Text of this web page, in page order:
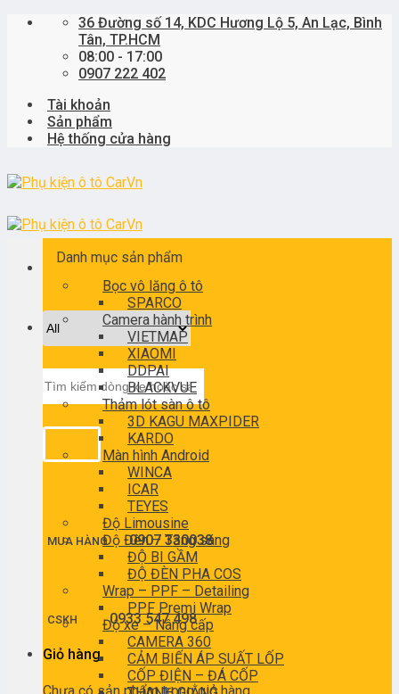
Skip
36 Đường số 14, KDC Hương Lộ 5, An Lạc, Bình
Tân, TP.HCM
08:00 - 17:00
0907 222 402
Tài khoản
Sản phẩm
Hệ thống cửa hàng
kiếm:
MUA HÀNG0907 330038
CSKH0933 547 498
Giỏ hàng
Chưa có sản phẩm trong giỏ hàng.
Danh mục sản phẩm
Bọc vô lăng ô tô
SPARCO
Camera hành trình
VIETMAP
XIAOMI
DDPAI
BLACKVUE
Thảm lót sàn ô tô
3D KAGU MAXPIDER
KARDO
Màn hình Android
WINCA
ICAR
TEYES
Độ Limousine
Độ Đèn – Tăng sáng
ĐỘ BI GẦM
ĐỘ ĐÈN PHA COS
Wrap – PPF – Detailing
PPF Premi Wrap
Độ xe – Nâng cấp
CAMERA 360
CẢM BIẾN ÁP SUẤT LỐP
CỐP ĐIỆN – ĐÁ CỐP